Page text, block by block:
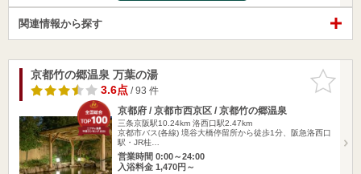
関連情報から探す
お気に入
りに追加
京都竹の郷温泉 万葉の湯
3.6点/ 93 件
京都府 / 京都市西京区 / 京都竹の郷温泉
三条京阪駅10.24km 洛西口駅2.47km
京都市バス(各線) 境谷大橋停留所から徒歩1分、阪急洛西口
駅・JR桂…
営業時間 0:00～24:00
入浴料金 1,470円～